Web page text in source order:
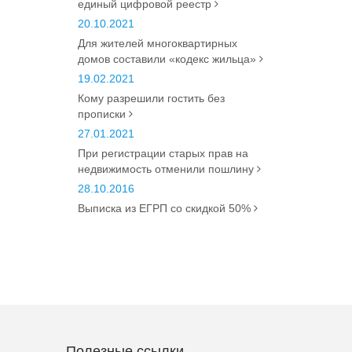
единый цифровой реестр
20.10.2021
Для жителей многоквартирных
домов составили «кодекс жильца»
19.02.2021
Кому разрешили гостить без
прописки
27.01.2021
При регистрации старых прав на
недвижимость отменили пошлину
28.10.2016
Выписка из ЕГРП со скидкой 50%